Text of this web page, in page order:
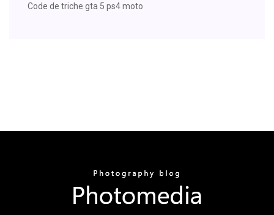
Code de triche gta 5 ps4 moto